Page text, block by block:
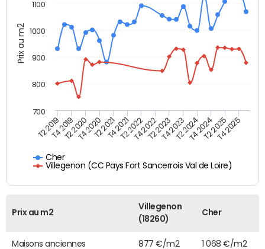
Prix au m2
Cher
Villegenon (CC Pays Fort Sancerrois Val de Loire)
T2 2019T4 2019T2 2020T4 2020T2 2021T4 2021T2 2022T4 2022T2 2023T4 2023T2 2024T4 2024T2 2025T4 2025
700
800
900
1000
1100
Prix au m2
Villegenon
(18260)
Cher
Maisons anciennes 877 €/m2 1 068 €/m2